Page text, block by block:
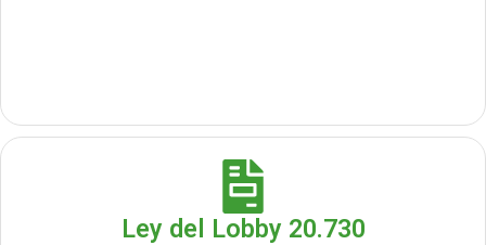
Ley del Lobby 20.730